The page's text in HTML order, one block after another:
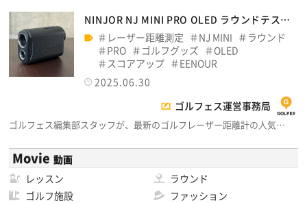
NINJOR NJ MINI PRO OLED ラウンドテス…
レーザー距離測定
NJ MINI
ラウンド
PRO
ゴルフグッズ
OLED
スコアアップ
EENOUR
2025.06.30
ゴルフェス運営事務局
ゴルフェス編集部スタッフが、最新のゴルフレーザー距離計の人気…
Movie 動画
レッスン
ラウンド
ゴルフ施設
ファッション